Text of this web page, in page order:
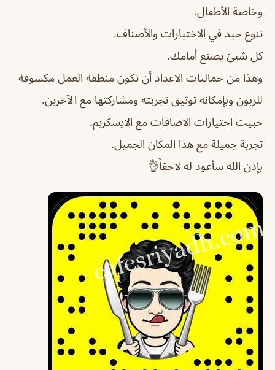
وخاصة الأطفال.
تنوع جيد في الاختيارات والأصناف.
كل شيئ يصنع أمامك.
وهذا من جماليات الاعداد أن تكون منطقة العمل مكسوفة
للزبون وبإمكانه توثيق تجربته ومشاركتها مع الآخرين.
حبيت اختيارات الاضافات مع الايسكريم.
تجربة جميلة مع هذا المكان الجميل.
بإذن الله سأعود له لاحقاً👌